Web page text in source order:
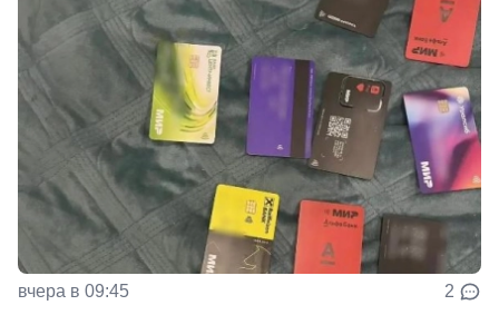
вчера в 09:45 2